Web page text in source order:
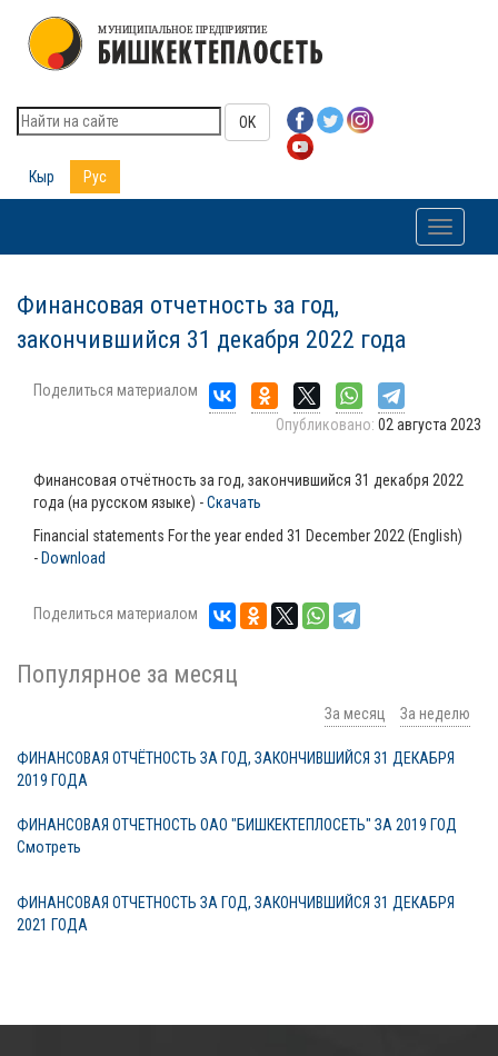
OK
Кыр Рус
Toggle
Финансовая отчетность за год,
закончившийся 31 декабря 2022 года
Поделиться материалом
Опубликовано: 02 августа 2023
Финансовая отчётность за год, закончившийся 31 декабря 2022
года (на русском языке) -Скачать
Financial statements For the year ended 31 December 2022 (English)
- Download
Поделиться материалом
Популярное за месяц
За месяц За неделю
ФИНАНСОВАЯ ОТЧЁТНОСТЬ ЗА ГОД, ЗАКОНЧИВШИЙСЯ 31 ДЕКАБРЯ
2019 ГОДА
ФИНАНСОВАЯ ОТЧЕТНОСТЬ ОАО "БИШКЕКТЕПЛОСЕТЬ" ЗА 2019 ГОД
Смотреть
ФИНАНСОВАЯ ОТЧЕТНОСТЬ ЗА ГОД, ЗАКОНЧИВШИЙСЯ 31 ДЕКАБРЯ
2021 ГОДА